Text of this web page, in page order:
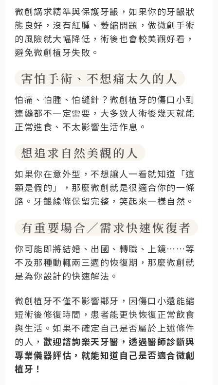
微創講求精準與保護牙齦，如果你的牙齦狀
態良好，沒有紅腫、萎縮問題，做微創手術
的風險就大幅降低，術後也會較美觀好看，
避免微創植牙失敗。
害怕手術、不想痛太久的人
怕痛、怕腫、怕縫針？微創植牙的傷口小到
連縫都不一定需要，大多數人術後幾天就能
正常進食、不太影響生活作息。
想追求自然美觀的人
如果你在意外型，不想讓人一看就知道「這
顆是假的」，那麼微創就是很適合你的一條
路。牙齦線條保留完整，笑起來一樣自然。
有重要場合／需求快速恢復者
你可能即將結婚、出國、轉職、上鏡……等
不及那種動輒兩三週的恢復期，那麼微創就
是為你設計的快速解法。
微創植牙不僅不影響鄰牙，因傷口小還能縮
短術後修復時間，患者能更快恢復正常飲食
與生活。如果不確定自己是否屬於上述條件
的人， 歡迎諮詢樂天牙醫，透過醫師診斷與
專業儀器評估，就能知道自己是否適合微創
植牙！